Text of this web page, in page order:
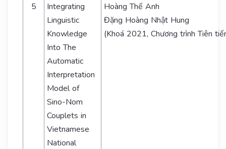
5
Integrating
Linguistic
Knowledge
Into The
Automatic
Interpretation
Model of
Sino-Nom
Couplets in
Vietnamese
National
Hoàng Thế Anh
Đặng Hoàng Nhật Hung
(Khoá 2021, Chương trình Tiên